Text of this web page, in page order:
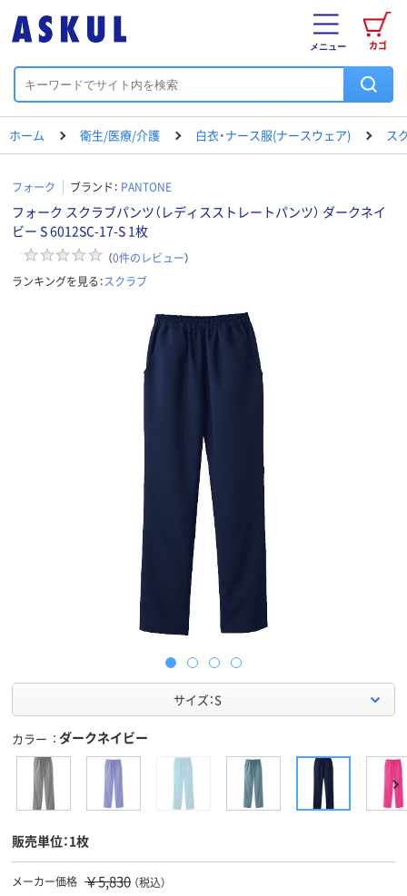
カゴ
メニュー
ホーム 衛生/医療/介護 白衣・ナース服(ナースウェア) ス
フォーク ブランド： PANTONE
フォーク スクラブパンツ（レディスストレートパンツ） ダークネイ
ビー S 6012SC-17-S 1枚
（0件のレビュー）
ランキングを見る：スクラブ
サイズ：S
カラー ダークネイビー
販売単位：1枚
メーカー価格 ￥5,830 （税込）